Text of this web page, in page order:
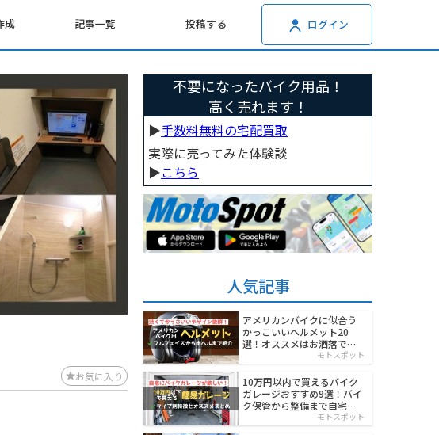
成 記事一覧 投稿する ログイン
お気に入り
不要になったバイク用品！
高く売れます！
▶︎手数料無料の宅配買取
実際に売ってみた体験談
▶︎こちら
人気記事
アメリカンバイクに似合う
かっこいいヘルメット20
選！オススメはお洒落でワ
モトスポット
10万円以内で買えるバイク
ガレージおすすめ9選！バイ
ク保管から整備まで自宅で
モトスポット